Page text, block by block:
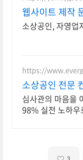
웹사이트 제작
소상공인, 자영업
https://
소상공인 전문
책자금 지금 신
심사관의 마음을
98% 실전 노하우